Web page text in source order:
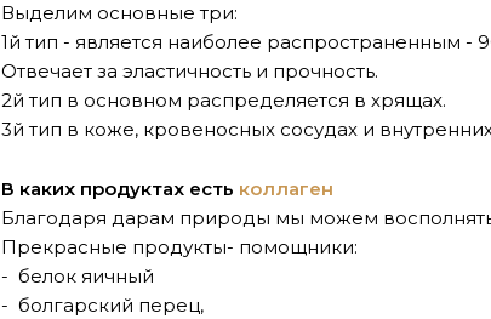
Выделим основные три:
1й тип - является наиболее распространенным -
Отвечает за эластичность и прочность.
2й тип в основном распределяется в хрящах.
3й тип в коже, кровеносных сосудах и
В каких продуктах есть коллаген
Благодаря дарам природы мы можем восполнять
Прекрасные продукты- помощники:
- белок яичный
- болгарский перец,